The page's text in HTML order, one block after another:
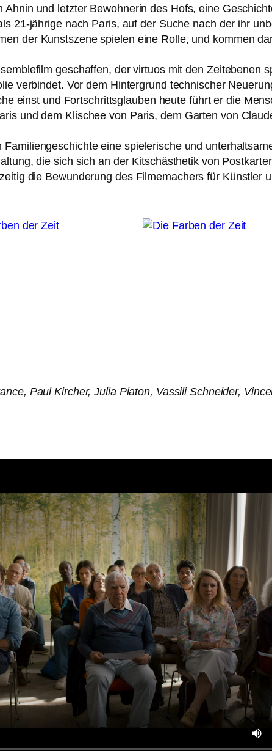
und letz­ter Bewohnerin des Hofs, eine
21-jäh­ri­ge nach Paris, auf der Suche nach der ihr
der Kunstszene spie­len eine Rolle, und kom­men
geschaf­fen, der vir­tu­os mit den Zeitebenen
ver­bin­det. Vor dem Hintergrund tech­ni­scher
einst und Fortschrittsglauben heu­te führt er die
und dem Klischee von Paris, dem Garten von
eine spie­le­ri­sche und
die sich sich an der Kitschästhetik von
die Bewunderung des Filmemachers für Künstler
Paul Kircher, Julia Piaton, Vassili Schneider,